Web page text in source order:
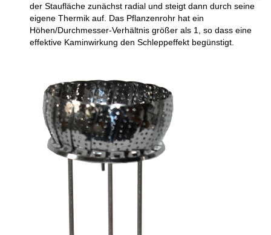
der Staufläche zunächst radial und steigt dann durch seine
eigene Thermik auf. Das Pflanzenrohr hat ein
Höhen/Durchmesser-Verhältnis größer als 1, so dass eine
effektive Kaminwirkung den Schleppeffekt begünstigt.